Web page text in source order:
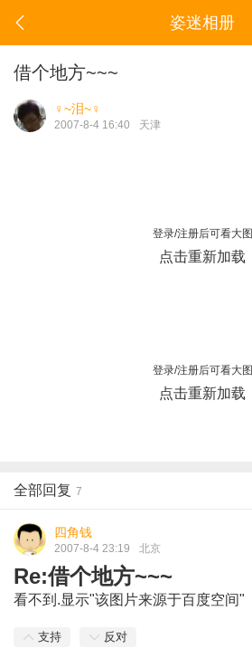
姿迷相册
借个地方~~~
♀~泪~♀
2007-8-4 16:40 天津
登录/注册后可看大图
点击重新加载
登录/注册后可看大图
点击重新加载
全部回复 7
四角钱
2007-8-4 23:19 北京
Re:借个地方~~~
看不到.显示"该图片来源于百度空间"
支持 反对